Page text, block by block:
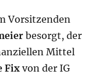
Vorsitzenden
besorgt, der
Mittel
Fix von der IG